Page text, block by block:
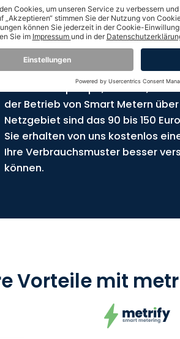
Einintelligenter Stromzähler,
Stromverbrauch in Echtzeit und
Damit ist er die Basis für
nutzen können, wenn er am
Zusätzlich gilt: Wenn bei Ihnen
eine Wärmepumpe, Wallbox,
der Betrieb von Smart Metern
Netzgebiet sind das 90 bis 150
Sie erhalten von uns kostenlos
Ihre Verbrauchsmuster besser
können.
Vorteile mit